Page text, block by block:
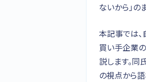
ないから」
本記事では
買い手企業
説します。
の視点から